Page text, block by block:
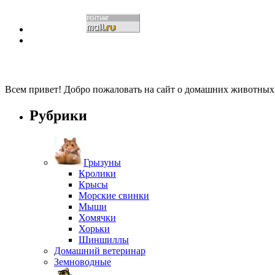
Всем привет! Добро пожаловать на сайт о домашних
Рубрики
Грызуны
Кролики
Крысы
Морские свинки
Мыши
Хомячки
Хорьки
Шиншиллы
Домашний ветеринар
Земноводные